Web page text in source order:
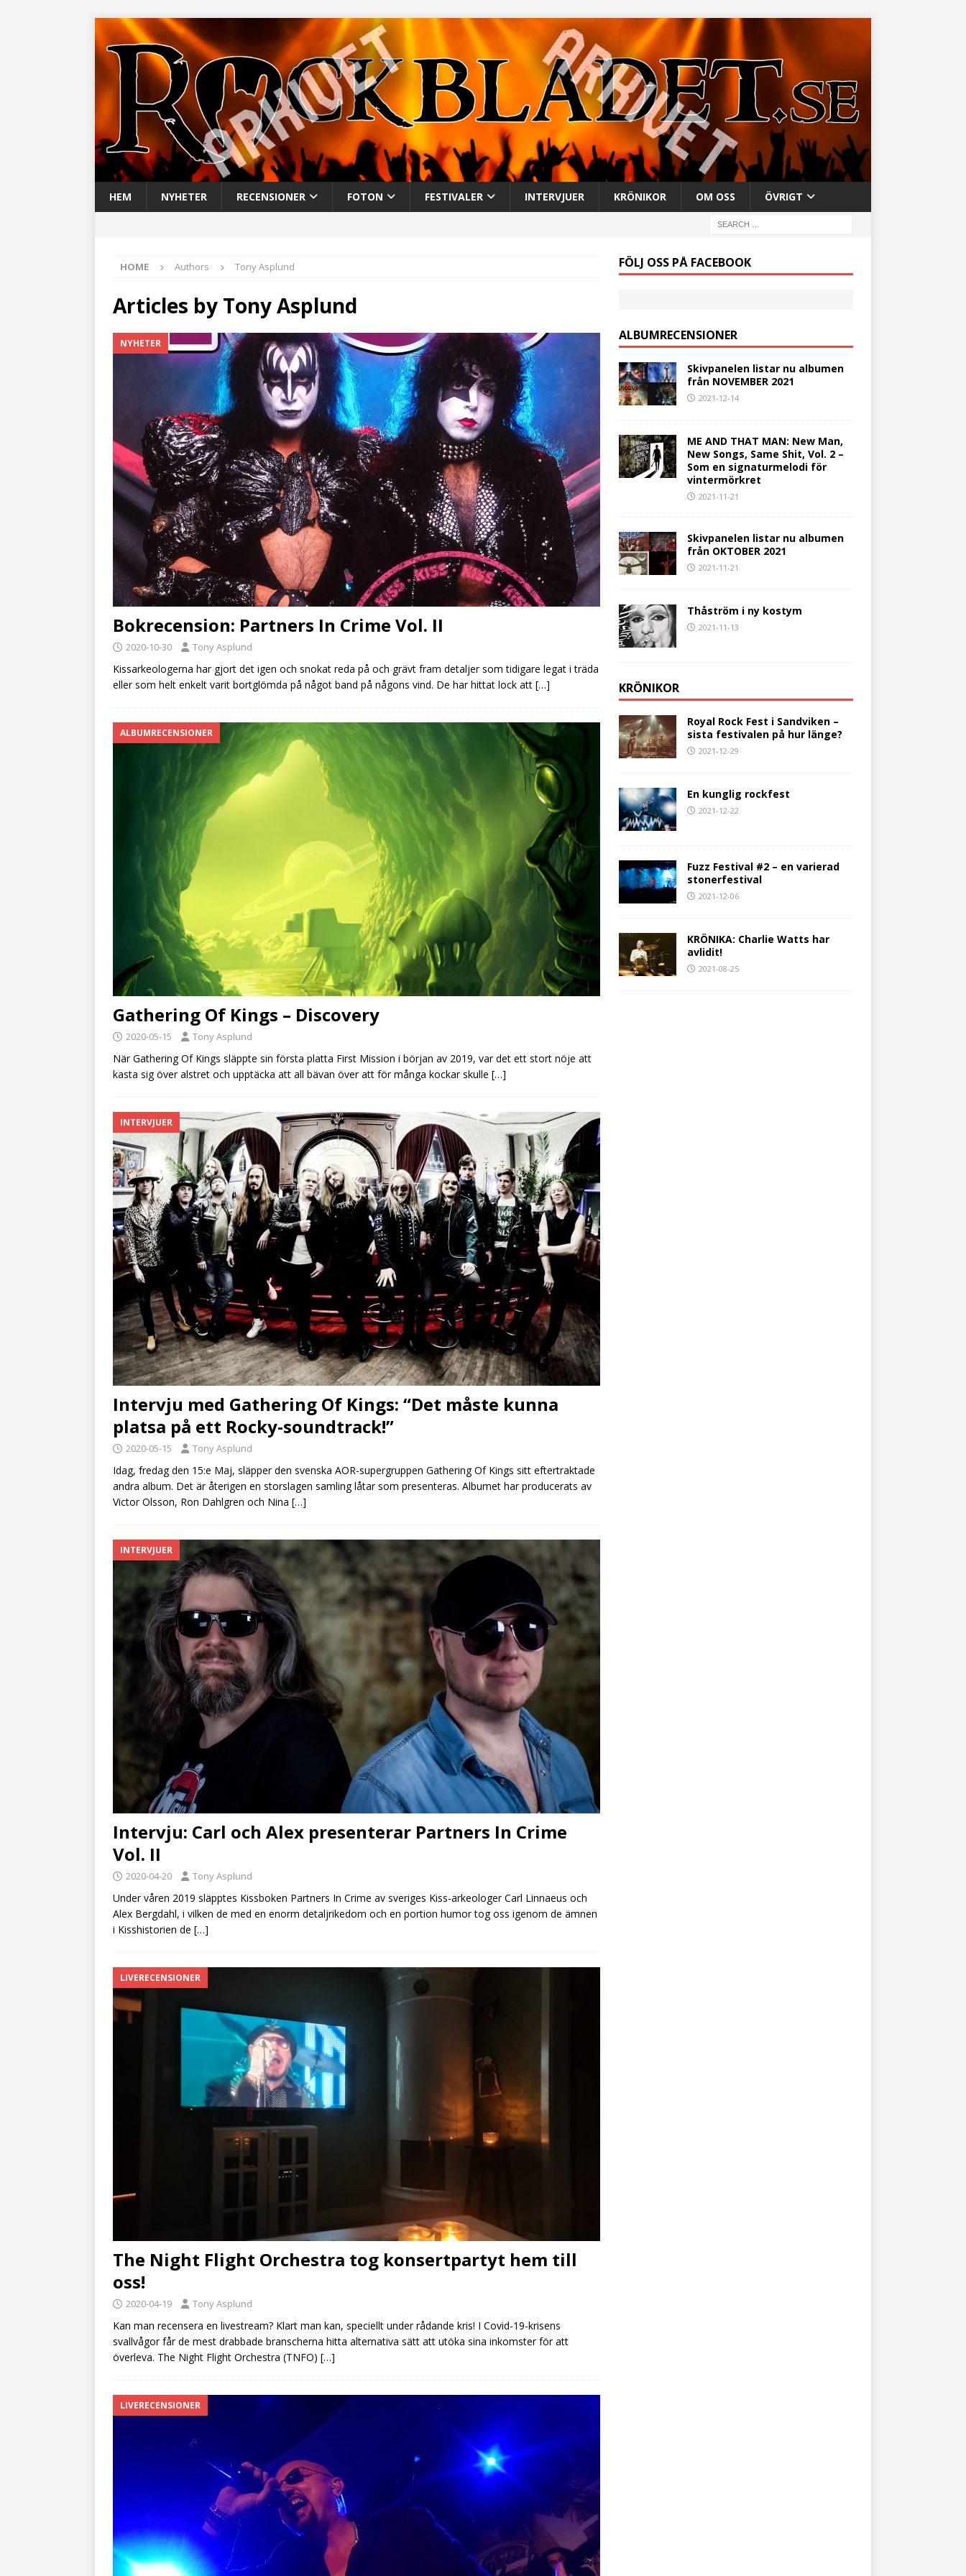
HEM NYHETER RECENSIONER FOTON FESTIVALER INTERVJUER KRÖNIKOR OM OSS ÖVRIGT
HOME Authors Tony Asplund
Articles by Tony Asplund
NYHETER
Bokrecension: Partners In Crime Vol. II
2020-10-30 Tony Asplund
Kissarkeologerna har gjort det igen och snokat reda på och grävt fram detaljer som tidigare legat i träda
eller som helt enkelt varit bortglömda på något band på någons vind. De har hittat lock att […]
ALBUMRECENSIONER
Gathering Of Kings – Discovery
2020-05-15 Tony Asplund
När Gathering Of Kings släppte sin första platta First Mission i början av 2019, var det ett stort nöje att
kasta sig över alstret och upptäcka att all bävan över att för många kockar skulle […]
INTERVJUER
Intervju med Gathering Of Kings: “Det måste kunna
platsa på ett Rocky-soundtrack!”
2020-05-15 Tony Asplund
Idag, fredag den 15:e Maj, släpper den svenska AOR-supergruppen Gathering Of Kings sitt eftertraktade
andra album. Det är återigen en storslagen samling låtar som presenteras. Albumet har producerats av
Victor Olsson, Ron Dahlgren och Nina […]
INTERVJUER
Intervju: Carl och Alex presenterar Partners In Crime
Vol. II
2020-04-20 Tony Asplund
Under våren 2019 släpptes Kissboken Partners In Crime av sveriges Kiss-arkeologer Carl Linnaeus och
Alex Bergdahl, i vilken de med en enorm detaljrikedom och en portion humor tog oss igenom de ämnen
i Kisshistorien de […]
LIVERECENSIONER
The Night Flight Orchestra tog konsertpartyt hem till
oss!
2020-04-19 Tony Asplund
Kan man recensera en livestream? Klart man kan, speciellt under rådande kris! I Covid-19-krisens
svallvågor får de mest drabbade branscherna hitta alternativa sätt att utöka sina inkomster för att
överleva. The Night Flight Orchestra (TNFO) […]
LIVERECENSIONER
FÖLJ OSS PÅ FACEBOOK
ALBUMRECENSIONER
Skivpanelen listar nu albumen
från NOVEMBER 2021
2021-12-14
ME AND THAT MAN: New Man,
New Songs, Same Shit, Vol. 2 –
Som en signaturmelodi för
vintermörkret
2021-11-21
Skivpanelen listar nu albumen
från OKTOBER 2021
2021-11-21
Thåström i ny kostym
2021-11-13
KRÖNIKOR
Royal Rock Fest i Sandviken –
sista festivalen på hur länge?
2021-12-29
En kunglig rockfest
2021-12-22
Fuzz Festival #2 – en varierad
stonerfestival
2021-12-06
KRÖNIKA: Charlie Watts har
avlidit!
2021-08-25